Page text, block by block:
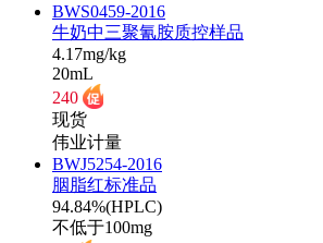
BWS0459-2016
牛奶中三聚氰胺质控样品
4.17mg/kg
20mL
240
现货
伟业计量
BWJ5254-2016
胭脂红标准品
94.84%(HPLC)
不低于100mg